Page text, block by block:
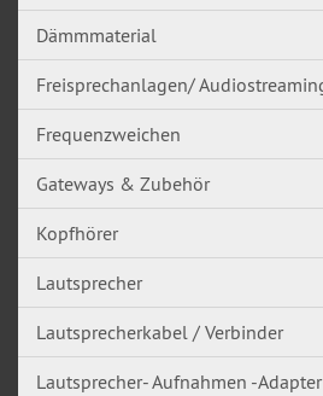
Dämmmaterial
Freisprechanlagen/
Frequenzweichen
Gateways & Zubehör
Kopfhörer
Lautsprecher
Lautsprecherkabel / Verbinder
Lautsprecher- Aufnahmen -